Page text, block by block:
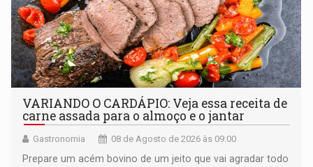
VARIANDO O CARDÁPIO: Veja essa receita de
carne assada para o almoço e o jantar
Gastronomia 08 de Agosto de 2026 às 09:00
Prepare um acém bovino de um jeito que vai agradar todo